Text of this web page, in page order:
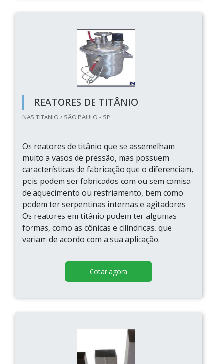
REATORES DE TITÂNIO
NAS TITANIO / SÃO PAULO - SP
Os reatores de titânio que se assemelham
muito a vasos de pressão, mas possuem
características de fabricação que o diferenciam,
pois podem ser fabricados com ou sem camisa
de aquecimento ou resfriamento, bem como
podem ter serpentinas internas e agitadores.
Os reatores em titânio podem ter algumas
formas, como as cônicas e cilíndricas, que
variam de acordo com a sua aplicação.
Cotar agora